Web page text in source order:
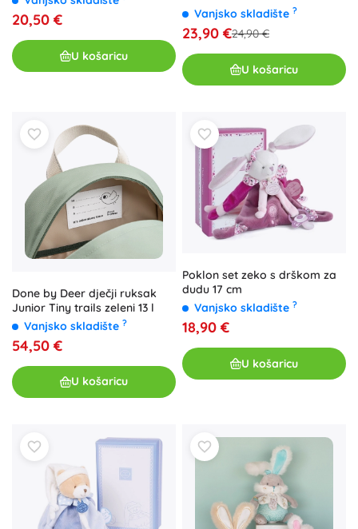
20,50 €
U košaricu
ružičasti
Vanjsko skladište ?
23,90 €24,90 €
U košaricu
Done by Deer dječji ruksak
Junior Tiny trails zeleni 13 l
Vanjsko skladište ?
54,50 €
U košaricu
Poklon set zeko s drškom za
dudu 17 cm
Vanjsko skladište ?
18,90 €
U košaricu